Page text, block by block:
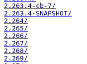
2.263.4-cb-7/
2.263.4-SNAPSHOT/
2.264/
2.265/
2.266/
2.267/
2.268/
2.269/